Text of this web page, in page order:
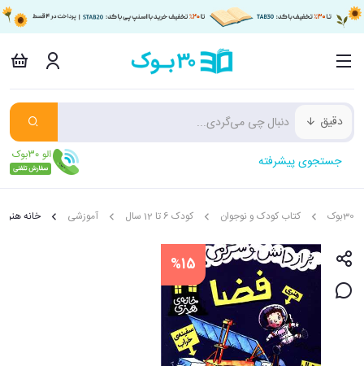
دقیق
جستجوی پیشرفته
30بوک کتاب کودک و نوجوان کودک 6 تا 12 سال آموزشی خانه هنری
%15